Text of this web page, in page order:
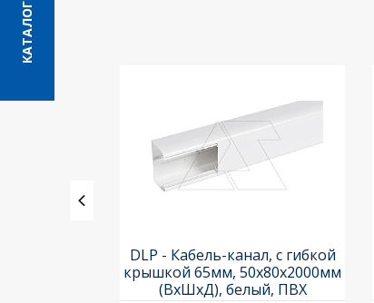
КАТАЛОГ
DLP - Кабель-канал, с гибкой
крышкой 65мм, 50x80х2000мм
(ВхШхД), белый, ПВХ